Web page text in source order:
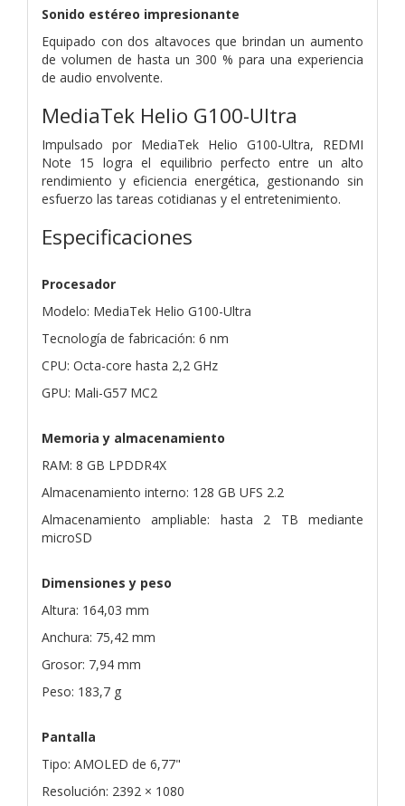
Sonido estéreo impresionante
Equipado con dos altavoces que brindan un aumento
de volumen de hasta un 300 % para una experiencia
de audio envolvente.
MediaTek Helio G100-Ultra
Impulsado por MediaTek Helio G100-Ultra, REDMI
Note 15 logra el equilibrio perfecto entre un alto
rendimiento y eficiencia energética, gestionando sin
esfuerzo las tareas cotidianas y el entretenimiento.
Especificaciones
Procesador
Modelo: MediaTek Helio G100-Ultra
Tecnología de fabricación: 6 nm
CPU: Octa-core hasta 2,2 GHz
GPU: Mali-G57 MC2
Memoria y almacenamiento
RAM: 8 GB LPDDR4X
Almacenamiento interno: 128 GB UFS 2.2
Almacenamiento ampliable: hasta 2 TB mediante
microSD
Dimensiones y peso
Altura: 164,03 mm
Anchura: 75,42 mm
Grosor: 7,94 mm
Peso: 183,7 g
Pantalla
Tipo: AMOLED de 6,77"
Resolución: 2392 × 1080